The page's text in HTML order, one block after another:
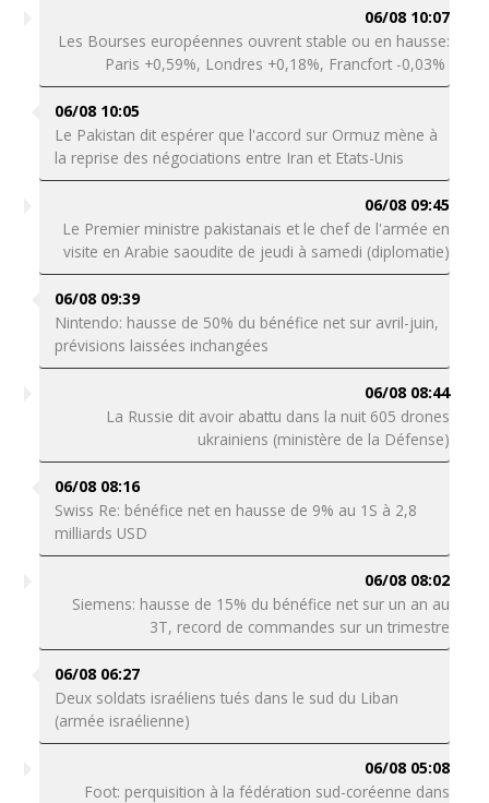
06/08 10:07
Les Bourses européennes ouvrent stable ou en hausse:
Paris +0,59%, Londres +0,18%, Francfort -0,03%
06/08 10:05
Le Pakistan dit espérer que l'accord sur Ormuz mène à
la reprise des négociations entre Iran et Etats-Unis
06/08 09:45
Le Premier ministre pakistanais et le chef de l'armée en
visite en Arabie saoudite de jeudi à samedi (diplomatie)
06/08 09:39
Nintendo: hausse de 50% du bénéfice net sur avril-juin,
prévisions laissées inchangées
06/08 08:44
La Russie dit avoir abattu dans la nuit 605 drones
ukrainiens (ministère de la Défense)
06/08 08:16
Swiss Re: bénéfice net en hausse de 9% au 1S à 2,8
milliards USD
06/08 08:02
Siemens: hausse de 15% du bénéfice net sur un an au
3T, record de commandes sur un trimestre
06/08 06:27
Deux soldats israéliens tués dans le sud du Liban
(armée israélienne)
06/08 05:08
Foot: perquisition à la fédération sud-coréenne dans